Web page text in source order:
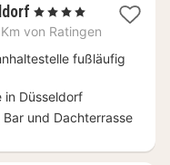
1
Nacht
79
, 4 Sterne
von Ratingen
fußläufig
in Düsseldorf
Bar und Dachterrasse